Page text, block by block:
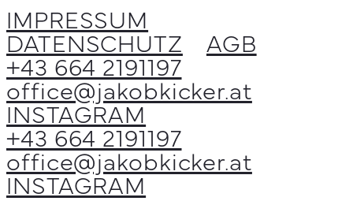
werden
Optionen
können
auf
der
Produktseite
gewählt
werden
IMPRESSUM
DATENSCHUTZ AGB
+43 664 2191197
office@jakobkicker.at
INSTAGRAM
+43 664 2191197
office@jakobkicker.at
INSTAGRAM